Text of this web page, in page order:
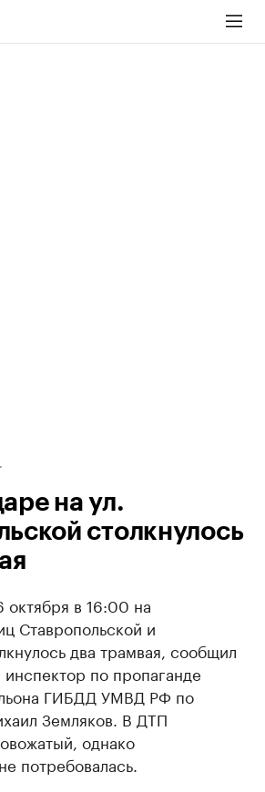
на ул.
столкнулось
в 16:00 на
Ставропольской и
два трамвая, сообщил
по пропаганде
ГИБДД УМВД РФ по
Земляков. В ДТП
однако
потребовалась.